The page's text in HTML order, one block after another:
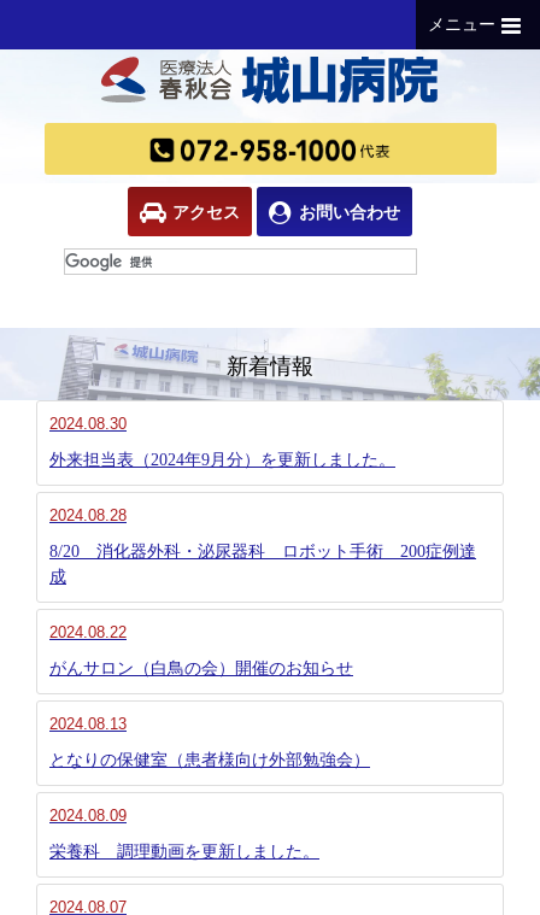
アクセス お問い合わせ
メニュー
新着情報
2024.08.30
外来担当表（2024年9月分）を更新しました。
2024.08.28
8/20 消化器外科・泌尿器科 ロボット手術 200症例達
成
2024.08.22
がんサロン（白鳥の会）開催のお知らせ
2024.08.13
となりの保健室（患者様向け外部勉強会）
2024.08.09
栄養科 調理動画を更新しました。
2024.08.07